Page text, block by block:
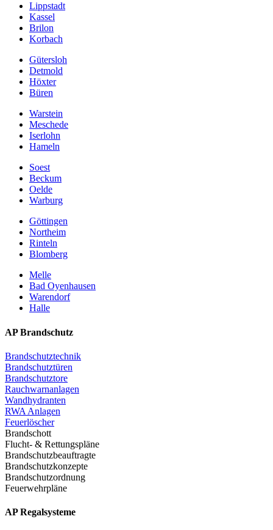
Lippstadt
Kassel
Brilon
Korbach
Gütersloh
Detmold
Höxter
Büren
Warstein
Meschede
Iserlohn
Hameln
Soest
Beckum
Oelde
Warburg
Göttingen
Northeim
Rinteln
Blomberg
Melle
Bad Oyenhausen
Warendorf
Halle
AP Brandschutz
Brandschutztechnik
Brandschutztüren
Brandschutztore
Rauchwarnanlagen
Wandhydranten
RWA Anlagen
Feuerlöscher
Brandschott
Flucht- & Rettungspläne
Brandschutzbeauftragte
Brandschutzkonzepte
Brandschutzordnung
Feuerwehrpläne
AP Regalsysteme